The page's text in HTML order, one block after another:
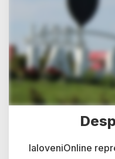
IaloveniOnline